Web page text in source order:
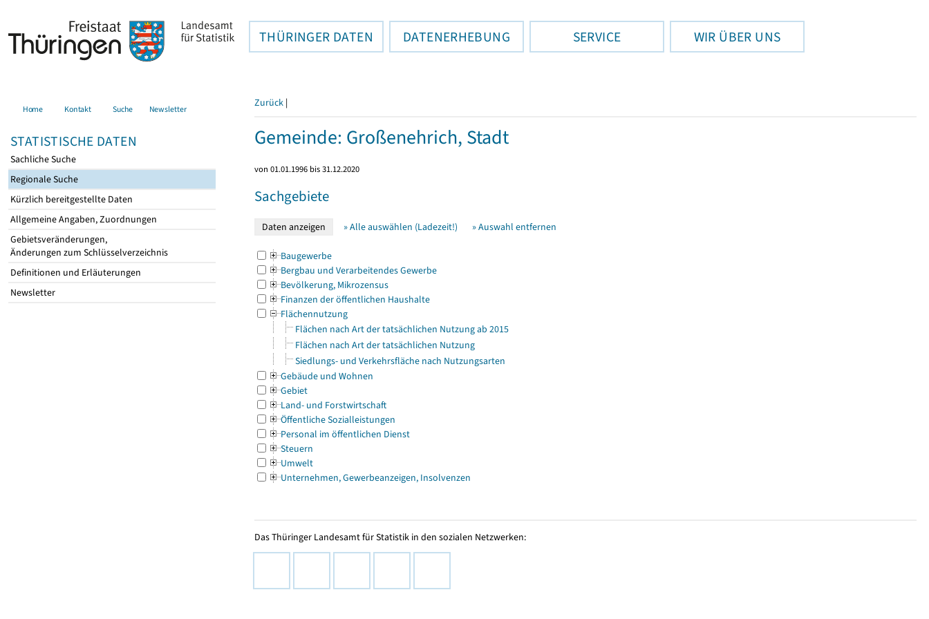
THÜRINGER DATEN DATENERHEBUNG SERVICE WIR ÜBER UNS
Home Kontakt Suche Newsletter
STATISTISCHE DATEN
Sachliche Suche
Regionale Suche
Kürzlich bereitgestellte Daten
Allgemeine Angaben, Zuordnungen
Gebietsveränderungen,
Änderungen zum Schlüsselverzeichnis
Definitionen und Erläuterungen
Newsletter
Zurück |
Gemeinde: Großenehrich, Stadt
von 01.01.1996 bis 31.12.2020
Sachgebiete
» Alle auswählen (Ladezeit!) » Auswahl entfernen
Baugewerbe
Bergbau und Verarbeitendes Gewerbe
Bevölkerung, Mikrozensus
Finanzen der öffentlichen Haushalte
Flächennutzung
Flächen nach Art der tatsächlichen Nutzung ab 2015
Flächen nach Art der tatsächlichen Nutzung
Siedlungs- und Verkehrsfläche nach Nutzungsarten
Gebäude und Wohnen
Gebiet
Land- und Forstwirtschaft
Öffentliche Sozialleistungen
Personal im öffentlichen Dienst
Steuern
Umwelt
Unternehmen, Gewerbeanzeigen, Insolvenzen
Das Thüringer Landesamt für Statistik in den sozialen Netzwerken: